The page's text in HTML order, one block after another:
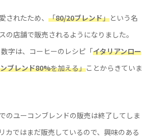
されたため、 「80/20ブレンド」という名
の店舗で販売されるようになりました。
字は、コーヒーのレシピ「イタリアンロー
ブレンド80%を加える」ことからきていま
のユーコンブレンドの販売は終了してしま
カではまだ販売しているので、興味のある